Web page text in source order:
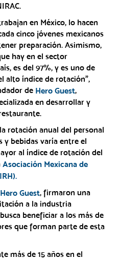
en México, lo hacen
cinco jóvenes mexicanos
preparación. Asimismo,
hay en el sector
es del 97%, y es uno de
alto índice de rotación”,
de Hero Guest,
en desarrollar y
rotación anual del personal
y bebidas varía entre el
al índice de rotación del
Asociación Mexicana de
Hero Guest, firmaron una
a la industria
beneficiar a los más de
que forman parte de esta
más de 15 años en el